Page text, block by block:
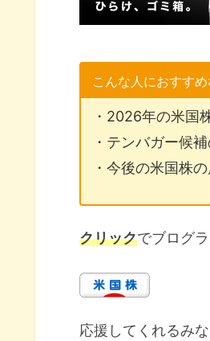
こんな人におすす
・2026年の米国
・テンバガー候
・今後の米国株
クリックでブログ
応援してくれるみ